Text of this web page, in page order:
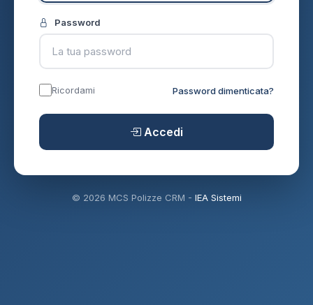
Password
Ricordami Password dimenticata?
Accedi
© 2026 MCS Polizze CRM - IEA Sistemi